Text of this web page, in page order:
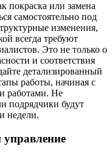
покраска или замена
самостоятельно под
изменения,
всегда требуют
Это не только о
и соответствия
детализированный
работы, начиная с
работами. Не
подрядчики будут
недели.